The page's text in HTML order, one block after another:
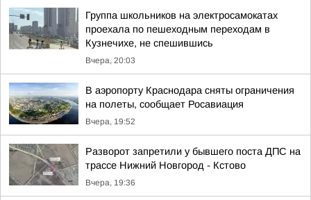
Группа школьников на электросамокатах
проехала по пешеходным переходам в
Кузнечихе, не спешившись
Вчера, 20:03
В аэропорту Краснодара сняты ограничения
на полеты, сообщает Росавиация
Вчера, 19:52
Разворот запретили у бывшего поста ДПС на
трассе Нижний Новгород - Кстово
Вчера, 19:36